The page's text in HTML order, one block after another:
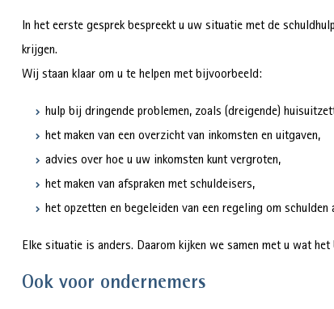
In het eerste gesprek bespreekt u uw situatie met de
krijgen.
Wij staan klaar om u te helpen met bijvoorbeeld:
hulp bij dringende problemen, zoals (dreigende)
het maken van een overzicht van inkomsten en uitgaven,
advies over hoe u uw inkomsten kunt vergroten,
het maken van afspraken met schuldeisers,
het opzetten en begeleiden van een regeling om schulden
Elke situatie is anders. Daarom kijken we samen met u wat het
Ook voor ondernemers